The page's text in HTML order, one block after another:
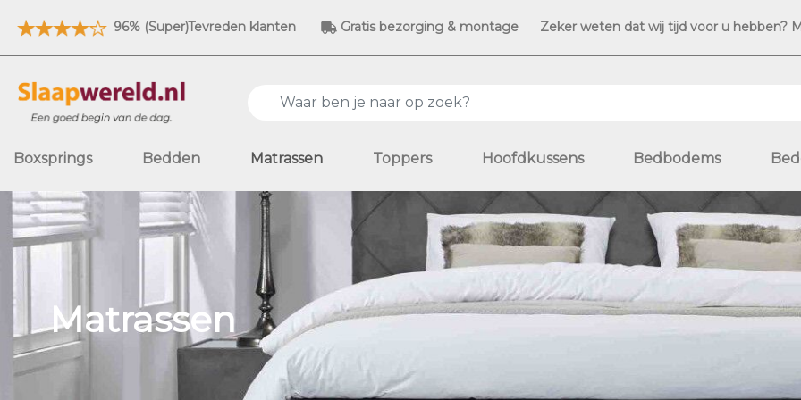
96% (Super)Tevreden klanten Gratis bezorging & montage Zeker weten dat wij tijd voor u hebben?
Boxsprings Bedden Matrassen Toppers Hoofdkussens Bedbodems
Matrassen